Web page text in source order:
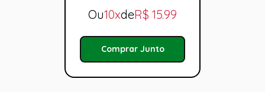
Ou10xdeR$ 15.99
Comprar Junto